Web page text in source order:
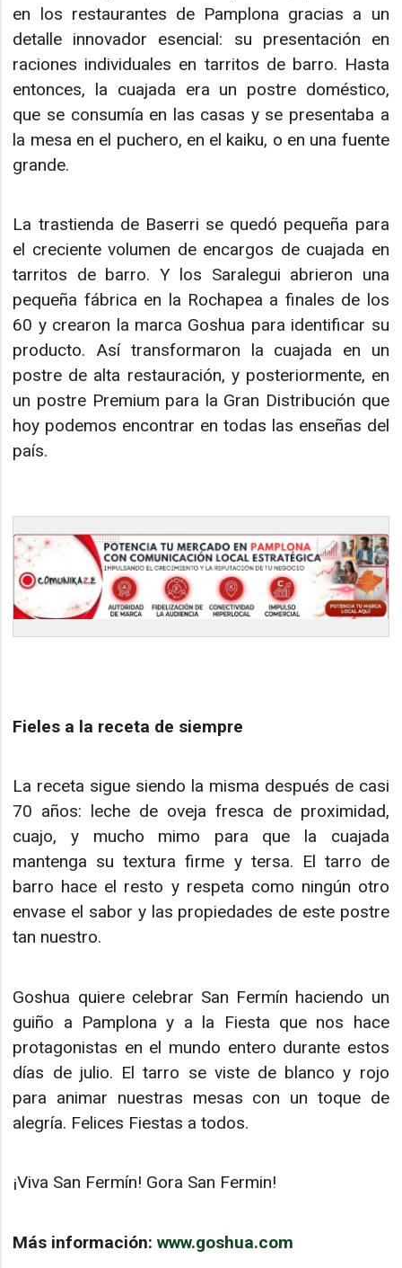
en los restaurantes de Pamplona gracias a un
detalle innovador esencial: su presentación en
raciones individuales en tarritos de barro. Hasta
entonces, la cuajada era un postre doméstico,
que se consumía en las casas y se presentaba a
la mesa en el puchero, en el kaiku, o en una fuente
grande.
La trastienda de Baserri se quedó pequeña para
el creciente volumen de encargos de cuajada en
tarritos de barro. Y los Saralegui abrieron una
pequeña fábrica en la Rochapea a finales de los
60 y crearon la marca Goshua para identificar su
producto. Así transformaron la cuajada en un
postre de alta restauración, y posteriormente, en
un postre Premium para la Gran Distribución que
hoy podemos encontrar en todas las enseñas del
país.
Fieles a la receta de siempre
La receta sigue siendo la misma después de casi
70 años: leche de oveja fresca de proximidad,
cuajo, y mucho mimo para que la cuajada
mantenga su textura firme y tersa. El tarro de
barro hace el resto y respeta como ningún otro
envase el sabor y las propiedades de este postre
tan nuestro.
Goshua quiere celebrar San Fermín haciendo un
guiño a Pamplona y a la Fiesta que nos hace
protagonistas en el mundo entero durante estos
días de julio. El tarro se viste de blanco y rojo
para animar nuestras mesas con un toque de
alegría. Felices Fiestas a todos.
¡Viva San Fermín! Gora San Fermin!
Más información:www.goshua.com